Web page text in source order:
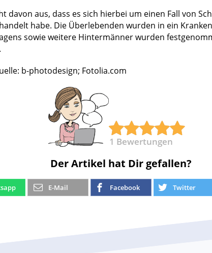
davon aus, dass es sich hierbei um einen Fall von
habe. Die Überlebenden wurden in ein
sowie weitere Hintermänner wurden
b-photodesign; Fotolia.com
1 Bewertungen
Der Artikel hat Dir gefallen?
E-Mail Facebook Twitter
Heimarbeit